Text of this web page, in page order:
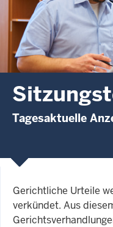
Tagesaktuelle
Gerichtliche Urteile
verkündet. Aus